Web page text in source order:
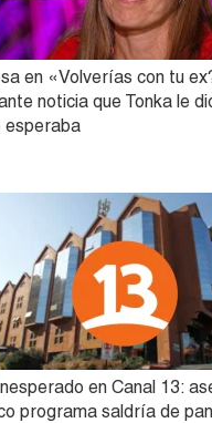
en «Volverías con tu
noticia que Tonka le
esperaba
en Canal 13:
programa saldría de